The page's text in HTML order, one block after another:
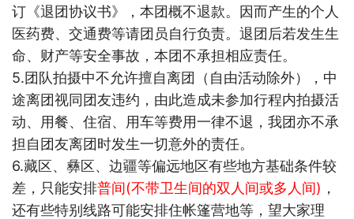
订《退团协议书》，本团概不退款。因而产生的个人
医药费、交通费等请团员自行负责。退团后若发生生
命、财产等安全事故，本团不承担相应责任。
5.团队拍摄中不允许擅自离团（自由活动除外），中
途离团视同团友违约，由此造成未参加行程内拍摄活
动、用餐、住宿、用车等费用一律不退，我团亦不承
担自团友离团时发生一切意外的责任。
6.藏区、彝区、边疆等偏远地区有些地方基础条件较
差，只能安排普间(不带卫生间的双人间或多人间) ，
还有些特别线路可能安排住帐篷营地等，望大家理